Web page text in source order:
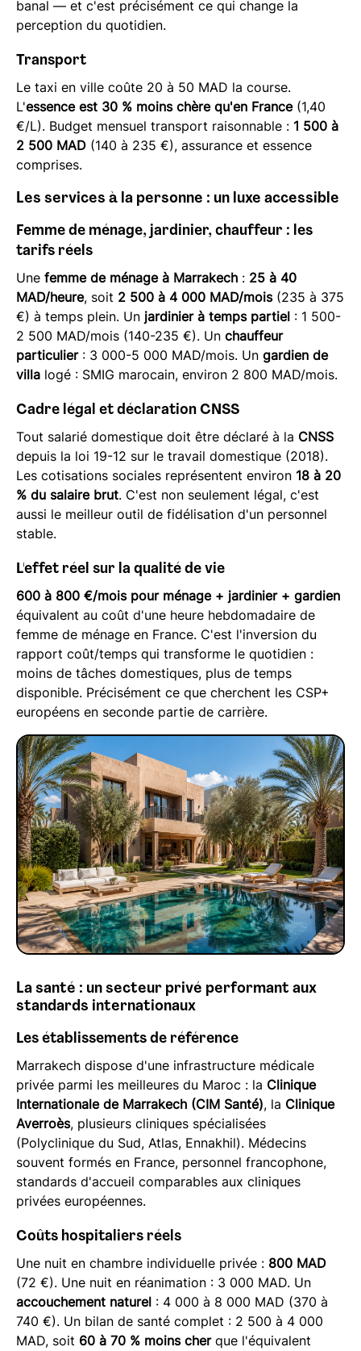
banal — et c'est précisément ce qui change la
perception du quotidien.
Transport
Le taxi en ville coûte 20 à 50 MAD la course.
L'essence est 30 % moins chère qu'en France(1,40
€/L). Budget mensuel transport raisonnable : 1 500 à
2 500 MAD (140 à 235 €), assurance et essence
comprises.
Les services à la personne : un luxe accessible
Femme de ménage, jardinier, chauffeur : les
tarifs réels
Une femme de ménage à Marrakech : 25 à 40
MAD/heure, soit 2 500 à 4 000 MAD/mois(235 à 375
€) à temps plein. Un jardinier à temps partiel : 1 500-
2 500 MAD/mois (140-235 €). Un chauffeur
particulier: 3 000-5 000 MAD/mois. Un gardien de
villa logé : SMIG marocain, environ 2 800 MAD/mois.
Cadre légal et déclaration CNSS
Tout salarié domestique doit être déclaré à la CNSS
depuis la loi 19-12 sur le travail domestique (2018).
Les cotisations sociales représentent environ 18 à 20
% du salaire brut. C'est non seulement légal, c'est
aussi le meilleur outil de fidélisation d'un personnel
stable.
L'effet réel sur la qualité de vie
600 à 800 €/mois pour ménage + jardinier + gardien
équivalent au coût d'une heure hebdomadaire de
femme de ménage en France. C'est l'inversion du
rapport coût/temps qui transforme le quotidien :
moins de tâches domestiques, plus de temps
disponible. Précisément ce que cherchent les CSP+
européens en seconde partie de carrière.
La santé : un secteur privé performant aux
standards internationaux
Les établissements de référence
Marrakech dispose d'une infrastructure médicale
privée parmi les meilleures du Maroc : la Clinique
Internationale de Marrakech (CIM Santé), la Clinique
Averroès, plusieurs cliniques spécialisées
(Polyclinique du Sud, Atlas, Ennakhil). Médecins
souvent formés en France, personnel francophone,
standards d'accueil comparables aux cliniques
privées européennes.
Coûts hospitaliers réels
Une nuit en chambre individuelle privée : 800 MAD
(72 €). Une nuit en réanimation : 3 000 MAD. Un
accouchement naturel : 4 000 à 8 000 MAD (370 à
740 €). Un bilan de santé complet : 2 500 à 4 000
MAD, soit 60 à 70 % moins cherque l'équivalent